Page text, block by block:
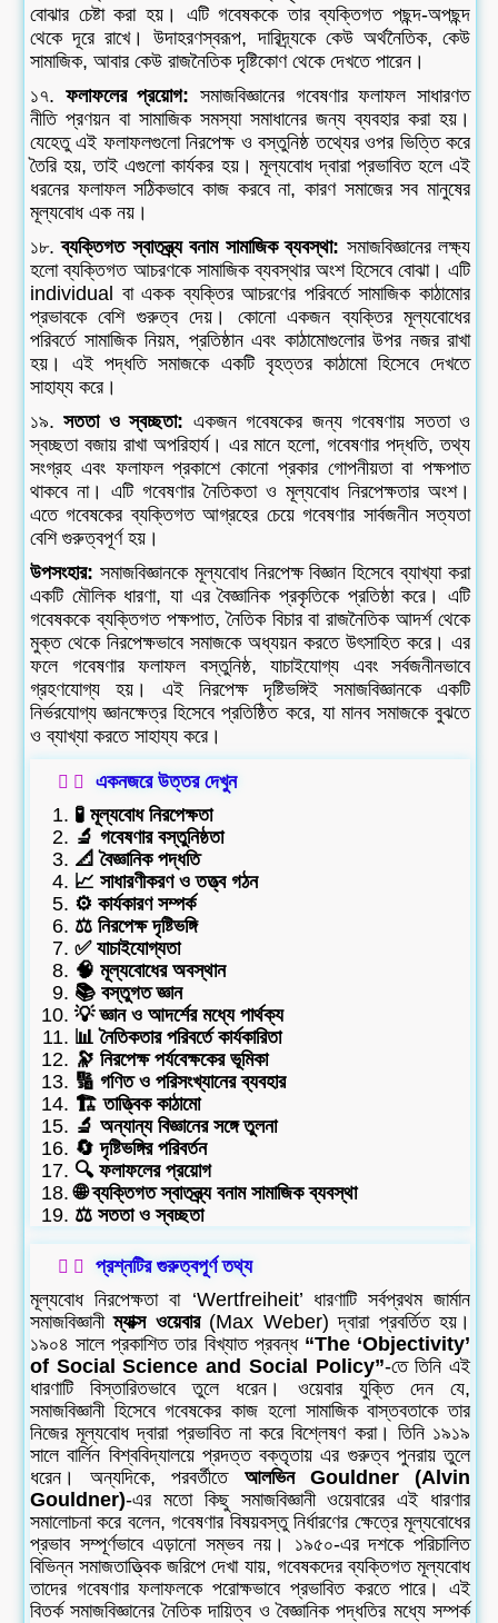
বোঝার চেষ্টা করা হয়। এটি গবেষককে তার ব্যক্তিগত পছন্দ-অপছন্দ
থেকে দূরে রাখে। উদাহরণস্বরূপ, দারিদ্র্যকে কেউ অর্থনৈতিক, কেউ
সামাজিক, আবার কেউ রাজনৈতিক দৃষ্টিকোণ থেকে দেখতে পারেন।
১৭. ফলাফলের প্রয়োগ: সমাজবিজ্ঞানের গবেষণার ফলাফল সাধারণত
নীতি প্রণয়ন বা সামাজিক সমস্যা সমাধানের জন্য ব্যবহার করা হয়।
যেহেতু এই ফলাফলগুলো নিরপেক্ষ ও বস্তুনিষ্ঠ তথ্যের ওপর ভিত্তি করে
তৈরি হয়, তাই এগুলো কার্যকর হয়। মূল্যবোধ দ্বারা প্রভাবিত হলে এই
ধরনের ফলাফল সঠিকভাবে কাজ করবে না, কারণ সমাজের সব মানুষের
মূল্যবোধ এক নয়।
১৮.ব্যক্তিগত স্বাতন্ত্র্য বনাম সামাজিক ব্যবস্থা: সমাজবিজ্ঞানের লক্ষ্য
হলো ব্যক্তিগত আচরণকে সামাজিক ব্যবস্থার অংশ হিসেবে বোঝা। এটি
individual বা একক ব্যক্তির আচরণের পরিবর্তে সামাজিক কাঠামোর
প্রভাবকে বেশি গুরুত্ব দেয়। কোনো একজন ব্যক্তির মূল্যবোধের
পরিবর্তে সামাজিক নিয়ম, প্রতিষ্ঠান এবং কাঠামোগুলোর উপর নজর রাখা
হয়। এই পদ্ধতি সমাজকে একটি বৃহত্তর কাঠামো হিসেবে দেখতে
সাহায্য করে।
১৯.সততা ও স্বচ্ছতা: একজন গবেষকের জন্য গবেষণায় সততা ও
স্বচ্ছতা বজায় রাখা অপরিহার্য। এর মানে হলো, গবেষণার পদ্ধতি, তথ্য
সংগ্রহ এবং ফলাফল প্রকাশে কোনো প্রকার গোপনীয়তা বা পক্ষপাত
থাকবে না। এটি গবেষণার নৈতিকতা ও মূল্যবোধ নিরপেক্ষতার অংশ।
এতে গবেষকের ব্যক্তিগত আগ্রহের চেয়ে গবেষণার সার্বজনীন সত্যতা
বেশি গুরুত্বপূর্ণ হয়।
উপসংহার: সমাজবিজ্ঞানকে মূল্যবোধ নিরপেক্ষ বিজ্ঞান হিসেবে ব্যাখ্যা করা
একটি মৌলিক ধারণা, যা এর বৈজ্ঞানিক প্রকৃতিকে প্রতিষ্ঠা করে। এটি
গবেষককে ব্যক্তিগত পক্ষপাত, নৈতিক বিচার বা রাজনৈতিক আদর্শ থেকে
মুক্ত থেকে নিরপেক্ষভাবে সমাজকে অধ্যয়ন করতে উৎসাহিত করে। এর
ফলে গবেষণার ফলাফল বস্তুনিষ্ঠ, যাচাইযোগ্য এবং সর্বজনীনভাবে
গ্রহণযোগ্য হয়। এই নিরপেক্ষ দৃষ্টিভঙ্গিই সমাজবিজ্ঞানকে একটি
নির্ভরযোগ্য জ্ঞানক্ষেত্র হিসেবে প্রতিষ্ঠিত করে, যা মানব সমাজকে বুঝতে
ও ব্যাখ্যা করতে সাহায্য করে।
একনজরে উত্তর দেখুন
🧪 মূল্যবোধ নিরপেক্ষতা
🔬 গবেষণার বস্তুনিষ্ঠতা
📐 বৈজ্ঞানিক পদ্ধতি
📈 সাধারণীকরণ ও তত্ত্ব গঠন
⚙️ কার্যকারণ সম্পর্ক
⚖️ নিরপেক্ষ দৃষ্টিভঙ্গি
✅ যাচাইযোগ্যতা
🧠 মূল্যবোধের অবস্থান
📚 বস্তুগত জ্ঞান
💡 জ্ঞান ও আদর্শের মধ্যে পার্থক্য
📊 নৈতিকতার পরিবর্তে কার্যকারিতা
🔭 নিরপেক্ষ পর্যবেক্ষকের ভূমিকা
🔢 গণিত ও পরিসংখ্যানের ব্যবহার
🏗️ তাত্ত্বিক কাঠামো
🔬 অন্যান্য বিজ্ঞানের সঙ্গে তুলনা
🔄 দৃষ্টিভঙ্গির পরিবর্তন
🔍 ফলাফলের প্রয়োগ
🌐 ব্যক্তিগত স্বাতন্ত্র্য বনাম সামাজিক ব্যবস্থা
⚖️ সততা ও স্বচ্ছতা
প্রশ্নটির গুরুত্বপূর্ণ তথ্য
মূল্যবোধ নিরপেক্ষতা বা ‘Wertfreiheit’ ধারণাটি সর্বপ্রথম জার্মান
সমাজবিজ্ঞানীম্যাক্স ওয়েবার(Max Weber) দ্বারা প্রবর্তিত হয়।
১৯০৪ সালে প্রকাশিত তার বিখ্যাত প্রবন্ধ “The ‘Objectivity’
of Social Science and Social Policy”-তে তিনি এই
ধারণাটি বিস্তারিতভাবে তুলে ধরেন। ওয়েবার যুক্তি দেন যে,
সমাজবিজ্ঞানী হিসেবে গবেষকের কাজ হলো সামাজিক বাস্তবতাকে তার
নিজের মূল্যবোধ দ্বারা প্রভাবিত না করে বিশ্লেষণ করা। তিনি ১৯১৯
সালে বার্লিন বিশ্ববিদ্যালয়ে প্রদত্ত বক্তৃতায় এর গুরুত্ব পুনরায় তুলে
ধরেন। অন্যদিকে, পরবর্তীতে আলভিন Gouldner (Alvin
Gouldner)-এর মতো কিছু সমাজবিজ্ঞানী ওয়েবারের এই ধারণার
সমালোচনা করে বলেন, গবেষণার বিষয়বস্তু নির্ধারণের ক্ষেত্রে মূল্যবোধের
প্রভাব সম্পূর্ণভাবে এড়ানো সম্ভব নয়। ১৯৫০-এর দশকে পরিচালিত
বিভিন্ন সমাজতাত্ত্বিক জরিপে দেখা যায়, গবেষকদের ব্যক্তিগত মূল্যবোধ
তাদের গবেষণার ফলাফলকে পরোক্ষভাবে প্রভাবিত করতে পারে। এই
বিতর্ক সমাজবিজ্ঞানের নৈতিক দায়িত্ব ও বৈজ্ঞানিক পদ্ধতির মধ্যে সম্পর্ক